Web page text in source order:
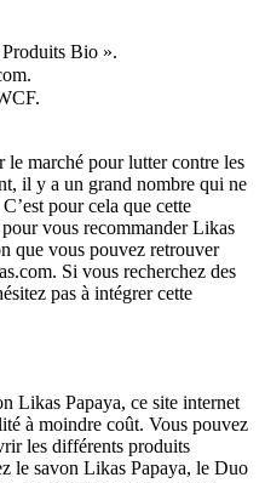
Produits Bio ».
le marché pour lutter contre les
il y a un grand nombre qui ne
pour cela que cette
vous recommander Likas
que vous pouvez retrouver
Si vous recherchez des
pas à intégrer cette
Likas Papaya, ce site internet
à moindre coût. Vous pouvez
les différents produits
le savon Likas Papaya, le Duo